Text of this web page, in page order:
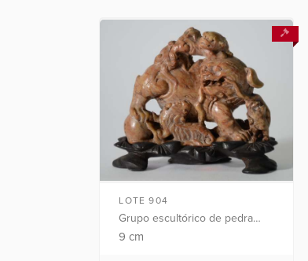
LOTE 904
Grupo escultórico de pedra
dura chinesa representando
9cm